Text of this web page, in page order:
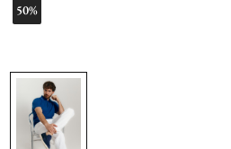
50%